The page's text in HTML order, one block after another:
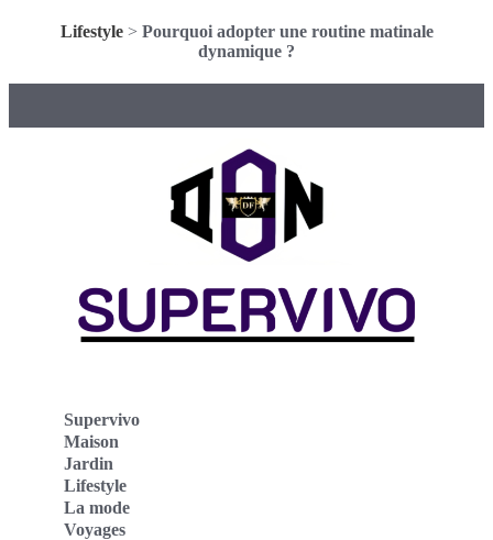
Lifestyle> Pourquoi adopter une routine matinale
dynamique ?
Supervivo
Maison
Jardin
Lifestyle
La mode
Voyages